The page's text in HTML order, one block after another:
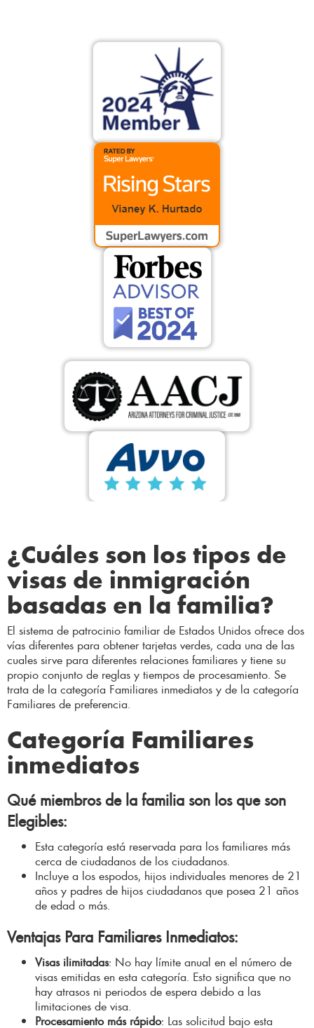
¿Cuáles son los tipos de
visas de inmigración
basadas en la familia?
El sistema de patrocinio familiar de Estados Unidos ofrece dos
vías diferentes para obtener tarjetas verdes, cada una de las
cuales sirve para diferentes relaciones familiares y tiene su
propio conjunto de reglas y tiempos de procesamiento. Se
trata de la categoría Familiares inmediatos y de la categoría
Familiares de preferencia.
Categoría Familiares
inmediatos
Qué miembros de la familia son los que son
Elegibles:
Esta categoría está reservada para los familiares más
cerca de ciudadanos de los ciudadanos.
Incluye a los espodos, hijos individuales menores de 21
años y padres de hijos ciudadanos que posea 21 años
de edad o más.
Ventajas Para Familiares Inmediatos:
Visas ilimitadas: No hay límite anual en el número de
visas emitidas en esta categoría. Esto significa que no
hay atrasos ni periodos de espera debido a las
limitaciones de visa.
Procesamiento más rápido: Las solicitud bajo esta